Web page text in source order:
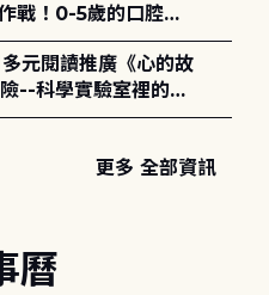
戰！0-5歲的口腔照
多元閱讀推廣《心的故
--科學實驗室裡的放
更多 全部資訊
曆